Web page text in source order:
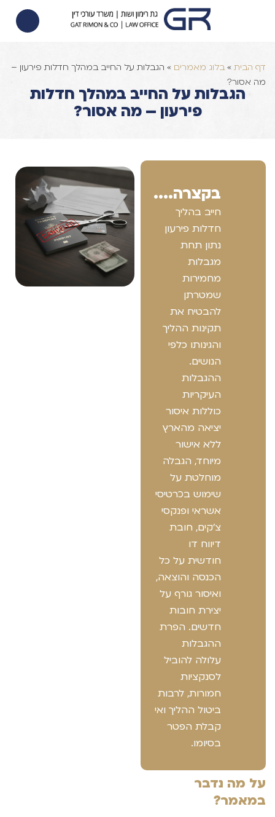
דף הבית »בלוג מאמרים » הגבלות על החייב במהלך חדלות פירעון –
מה אסור?
הגבלות על החייב במהלך חדלות
פירעון – מה אסור?
בקצרה....
חייב בהליך
חדלות פירעון
נתון תחת
מגבלות
מחמירות
שמטרתן
להבטיח את
תקינות ההליך
והגינותו כלפי
הנושים.
ההגבלות
העיקריות
כוללות איסור
יציאה מהארץ
ללא אישור
מיוחד, הגבלה
מוחלטת על
שימוש בכרטיסי
אשראי ופנקסי
צ'קים, חובת
דיווח דו
חודשית על כל
הכנסה והוצאה,
ואיסור גורף על
יצירת חובות
חדשים. הפרת
ההגבלות
עלולה להוביל
לסנקציות
חמורות, לרבות
ביטול ההליך ואי
קבלת הפטר
בסיומו.
על מה נדבר
במאמר?